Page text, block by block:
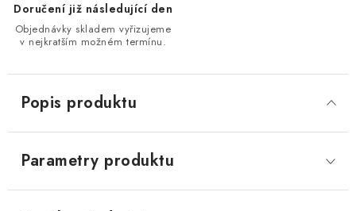
Doručení již následující den
Objednávky skladem vyřizujeme
v nejkratším možném termínu.
Popis produktu
Parametry produktu